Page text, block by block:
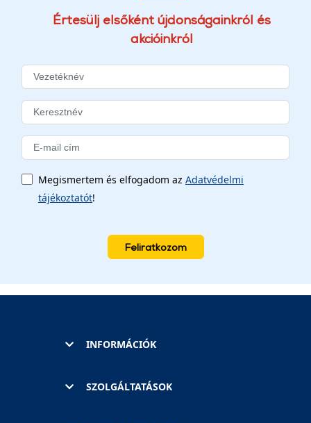
Értesülj elsőként újdonságainkról és
akcióinkról
Megismertem és elfogadom az Adatvédelmi
tájékoztatót!
Feliratkozom
INFORMÁCIÓK
SZOLGÁLTATÁSOK